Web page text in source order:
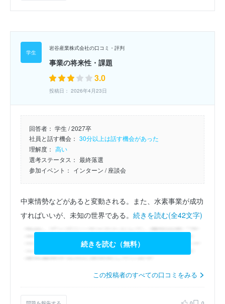
岩谷産業株式会社の口コミ・評判
事業の将来性・課題
3.0
投稿日： 2026年4月23日
回答者： 学生 / 2027卒
社員と話す機会： 30分以上は話す機会があった
理解度： 高い
選考ステータス： 最終落選
参加イベント： インターン / 座談会
中東情勢などがあると変動される。また、水素事業が成功
すればいいが、未知の世界である。 続きを読む(全42文字)
続きを読む（無料）
この投稿者のすべての口コミをみる